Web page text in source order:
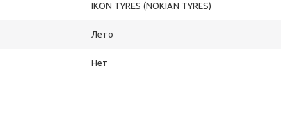
IKON TYRES (NOKIAN TYRES)
Лето
Нет